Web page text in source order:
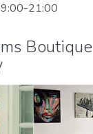
9:00-21:00